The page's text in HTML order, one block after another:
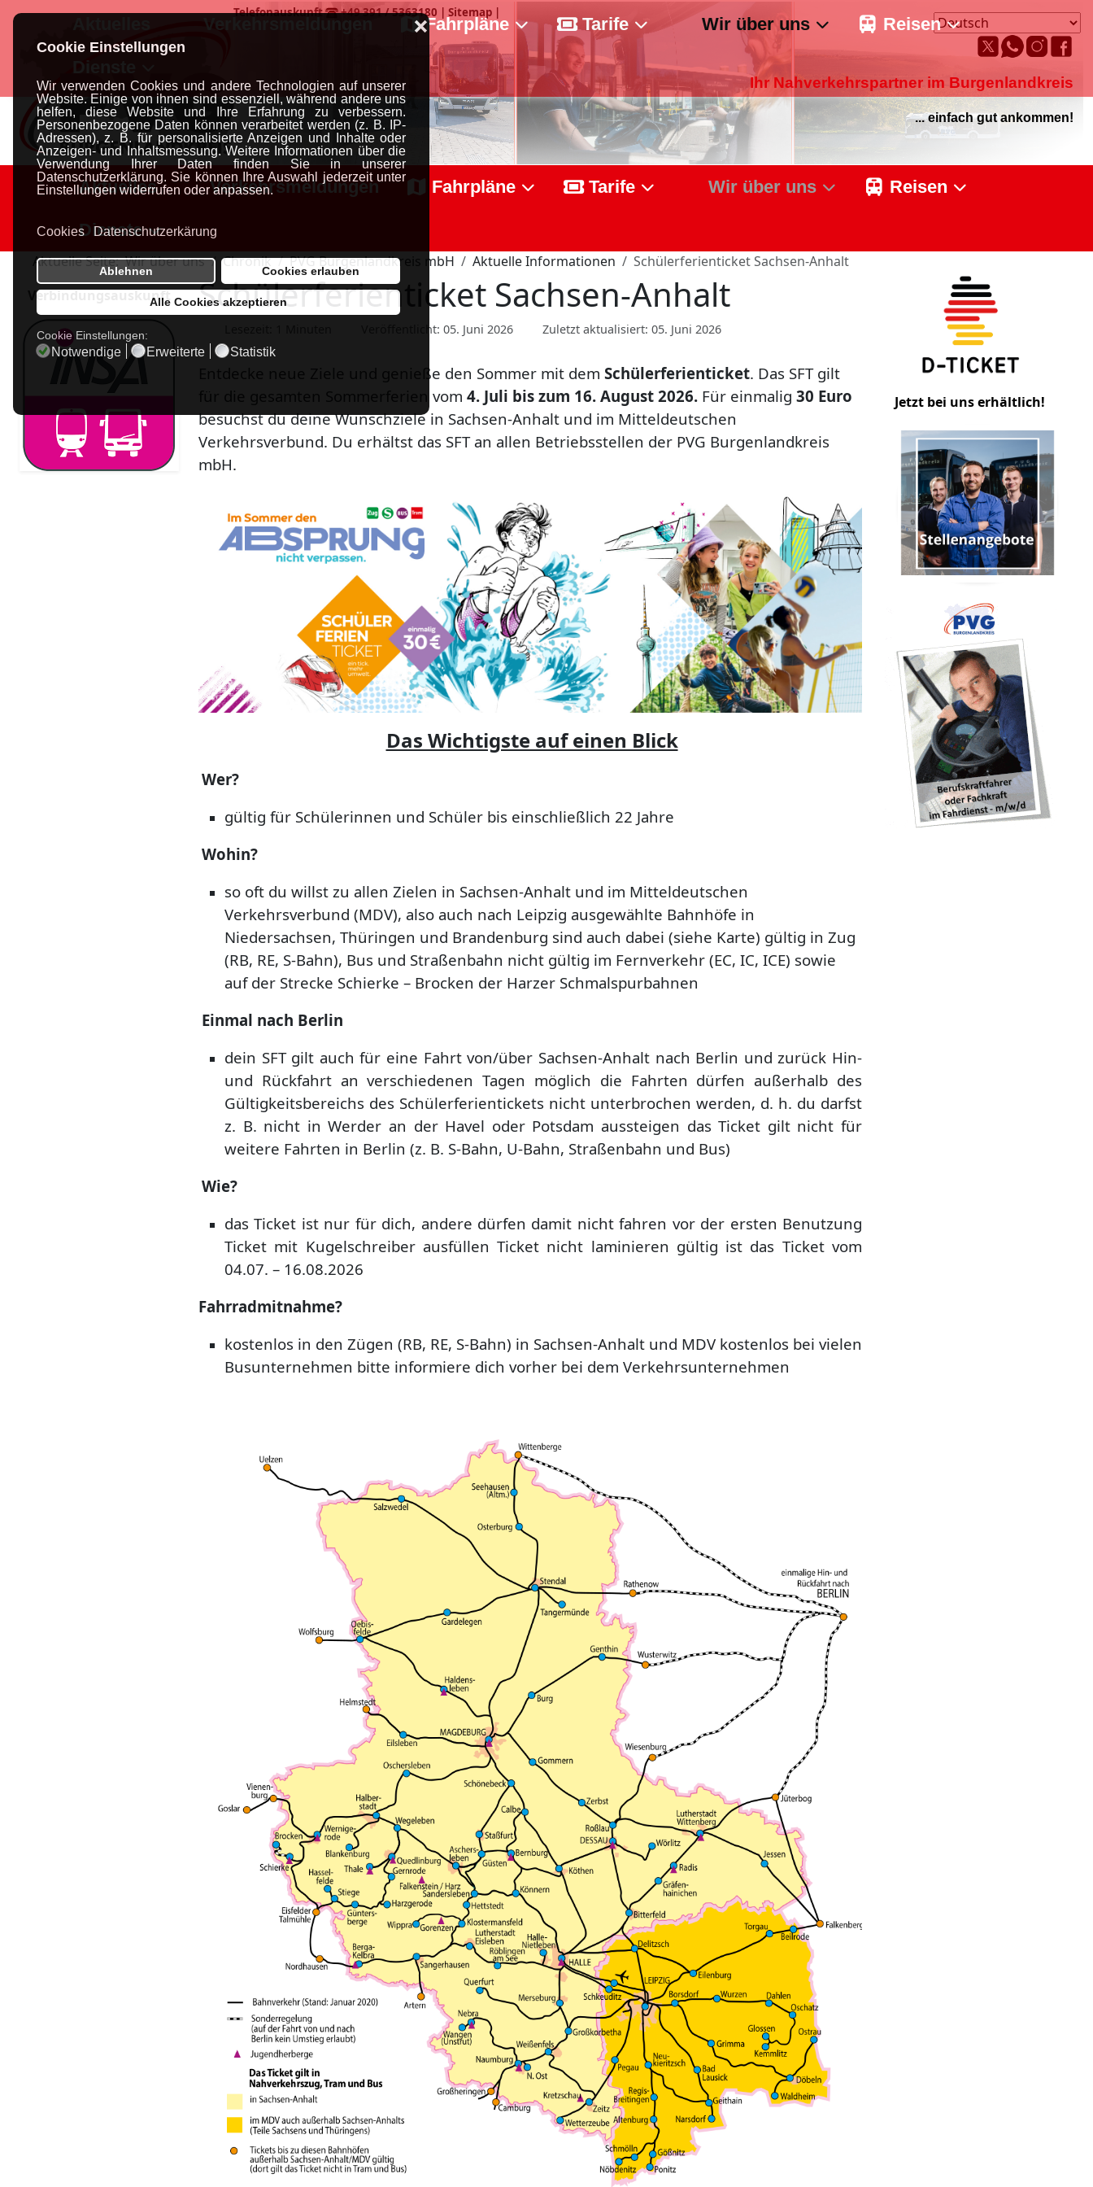
Cookie Einstellungen
Wir verwenden Cookies und andere Technologien auf unserer
Website. Einige von ihnen sind essenziell, während andere uns
helfen, diese Website und Ihre Erfahrung zu verbessern.
Personenbezogene Daten können verarbeitet werden (z. B. IP-
Adressen), z. B. für personalisierte Anzeigen und Inhalte oder
Anzeigen- und Inhaltsmessung. Weitere Informationen über die
Verwendung Ihrer Daten finden Sie in unserer
Datenschutzerklärung. Sie können Ihre Auswahl jederzeit unter
Einstellungen widerrufen oder anpassen.
Cookies Datenschutzerkärung
Ablehnen Cookies erlauben
Alle Cookies akzeptieren
❌
Cookie Einstellungen:
Notwendige Erweiterte Statistik
Telefonauskunft +49 391 / 5363180 | Sitemap |
Ihr Nahverkehrspartner im Burgenlandkreis
... einfach gut ankommen!
Aktuelles Verkehrsmeldungen Fahrpläne Tarife Wir über uns Reisen
Dienste
Aktuelle Seite:Wir über uns Chronik PVG Burgenlandkreis mbH Aktuelle Informationen
Schülerferienticket Sachsen-Anhalt
Verbindungsauskunft
Schülerferienticket Sachsen-Anhalt
Veröffentlicht: 05. Juni 2026 Zuletzt aktualisiert: 05. Juni 2026
Entdecke neue Ziele und genieße den Sommer mit dem Schülerferienticket. Das SFT gilt
für die gesamten Sommerferien vom 4. Juli bis zum 16. August 2026. Für einmalig 30 Euro
besuchst du deine Wunschziele in Sachsen-Anhalt und im Mitteldeutschen
Verkehrsverbund. Du erhältst das SFT an allen Betriebsstellen der PVG Burgenlandkreis
mbH.
Das Wichtigste auf einen Blick
Wer?
gültig für Schülerinnen und Schüler bis einschließlich 22 Jahre
Wohin?
so oft du willst zu allen Zielen in Sachsen-Anhalt und im Mitteldeutschen
Verkehrsverbund (MDV), also auch nach Leipzig ausgewählte Bahnhöfe in
Niedersachsen, Thüringen und Brandenburg sind auch dabei (siehe Karte) gültig in Zug
(RB, RE, S-Bahn), Bus und Straßenbahn nicht gültig im Fernverkehr (EC, IC, ICE) sowie
auf der Strecke Schierke – Brocken der Harzer Schmalspurbahnen
Einmal nach Berlin
dein SFT gilt auch für eine Fahrt von/über Sachsen-Anhalt nach Berlin und zurück Hin-
und Rückfahrt an verschiedenen Tagen möglich die Fahrten dürfen außerhalb des
Gültigkeitsbereichs des Schülerferientickets nicht unterbrochen werden, d. h. du darfst
z. B. nicht in Werder an der Havel oder Potsdam aussteigen das Ticket gilt nicht für
weitere Fahrten in Berlin (z. B. S-Bahn, U-Bahn, Straßenbahn und Bus)
Wie?
das Ticket ist nur für dich, andere dürfen damit nicht fahren vor der ersten Benutzung
Ticket mit Kugelschreiber ausfüllenTicket nicht laminieren gültig ist das Ticket vom
04.07. – 16.08.2026
Fahrradmitnahme?
kostenlos in den Zügen (RB, RE, S-Bahn) in Sachsen-Anhalt und MDV kostenlos bei vielen
Busunternehmen bitte informiere dich vorher bei dem Verkehrsunternehmen
Jetzt bei uns erhältlich!